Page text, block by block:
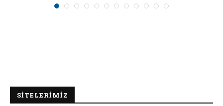
SİTELERİMİZ